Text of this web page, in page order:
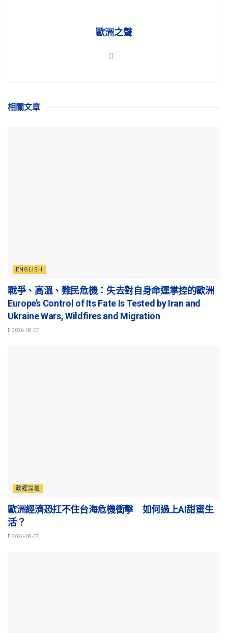
歐洲之聲
相關文章
ENGLISH
戰爭、高溫、難民危機：失去對自身命運掌控的歐洲
Europe’s Control of Its Fate Is Tested by Iran and
Ukraine Wars, Wildfires and Migration
2026-08-07
政經論壇
歐洲經濟恐扛不住台海危機衝擊 如何過上AI甜蜜生
活？
2026-08-07